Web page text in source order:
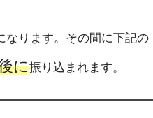
なります。その間に下記の
に振り込まれます。